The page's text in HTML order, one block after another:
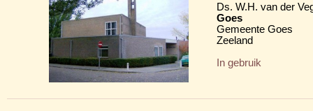
Ds. W.H. van der
Goes
Gemeente Goes
Zeeland
In gebruik